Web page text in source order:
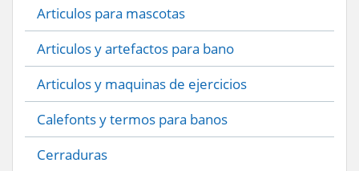
Articulos para mascotas
Articulos y artefactos para bano
Articulos y maquinas de ejercicios
Calefonts y termos para banos
Cerraduras